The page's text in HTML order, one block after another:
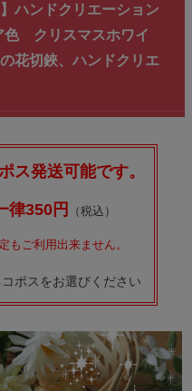
ハンドクリエーション
クリスマスホワイ
花切鋏、ハンドクリエ
ス発送可能です。
律350円 （税込）
もご利用出来ません。
ポスをお選びください